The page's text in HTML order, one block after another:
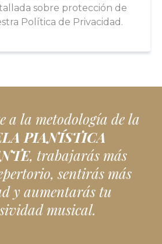
sobre protección de
Política de Privacidad.
a la metodología de la
PIANÍSTICA
, trabajarás más
sentirás más
y aumentarás tu
musical.